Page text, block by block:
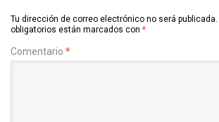
Tu dirección de correo electrónico no será publicada.
obligatorios están marcados con *
Comentario *